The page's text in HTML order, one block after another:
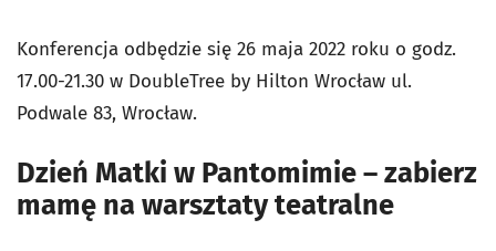
Konferencja odbędzie się 26 maja 2022 roku o godz.
17.00-21.30 w DoubleTree by Hilton Wrocław ul.
Podwale 83, Wrocław.
Dzień Matki w Pantomimie – zabierz
mamę na warsztaty teatralne